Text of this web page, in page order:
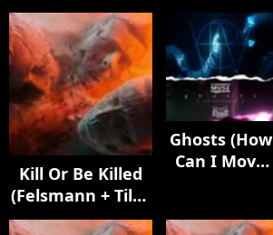
Kill Or Be Killed
(Felsmann + Tiley
Reinterpretation)
Ghosts (How
Can I Move
Farmer]